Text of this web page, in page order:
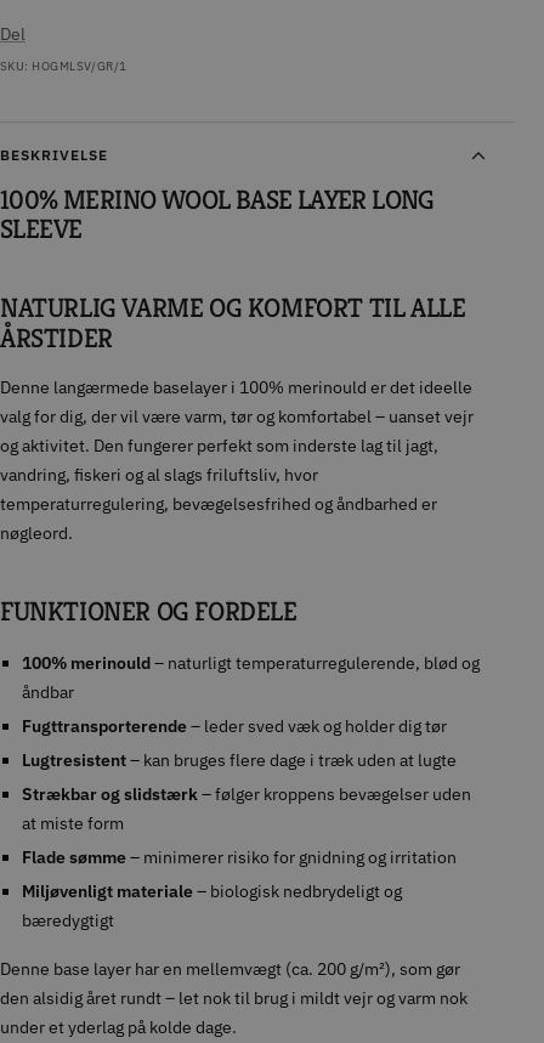
Del
SKU: HOGMLSV/GR/1
BESKRIVELSE
100% MERINO WOOL BASE LAYER LONG
SLEEVE
NATURLIG VARME OG KOMFORT TIL ALLE
ÅRSTIDER
Denne langærmede baselayer i 100% merinould er det ideelle
valg for dig, der vil være varm, tør og komfortabel – uanset vejr
og aktivitet. Den fungerer perfekt som inderste lag til jagt,
vandring, fiskeri og al slags friluftsliv, hvor
temperaturregulering, bevægelsesfrihed og åndbarhed er
nøgleord.
FUNKTIONER OG FORDELE
100% merinould– naturligt temperaturregulerende, blød og
åndbar
Fugttransporterende– leder sved væk og holder dig tør
Lugtresistent– kan bruges flere dage i træk uden at lugte
Strækbar og slidstærk– følger kroppens bevægelser uden
at miste form
Flade sømme– minimerer risiko for gnidning og irritation
Miljøvenligt materiale– biologisk nedbrydeligt og
bæredygtigt
Denne base layer har en mellemvægt (ca. 200 g/m²), som gør
den alsidig året rundt – let nok til brug i mildt vejr og varm nok
under et yderlag på kolde dage.